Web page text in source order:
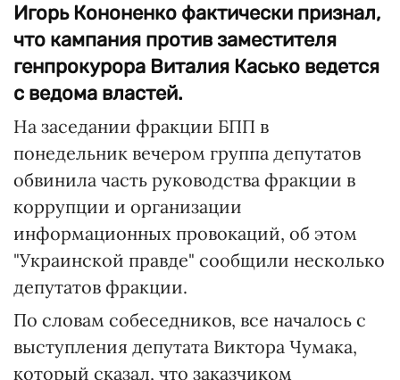
Игорь Кононенко фактически признал,
что кампания против заместителя
генпрокурора Виталия Касько ведется
с ведома властей.
На заседании фракции БПП в
понедельник вечером группа депутатов
обвинила часть руководства фракции в
коррупции и организации
информационных провокаций, об этом
"Украинской правде" сообщили несколько
депутатов фракции.
По словам собеседников, все началось с
выступления депутата Виктора Чумака,
который сказал, что заказчиком